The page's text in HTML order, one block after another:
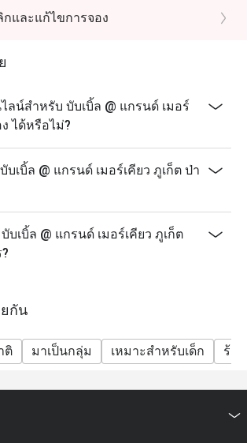
และซูชิ & ซาชิมิสดใหม่ ทุกอย่างเพียง
น.
ทสุทธิ/ท่าน
สามารถใช้ได้กับเมนูบุฟเฟ่ต์เท่านั้น ไม่
ภาษีและค่าบริการแล้ว
ปี รับส่วนลด 50% เด็กอายุต่ำกว่า 4 ปี รับ
วันพุธ (Let's Meat Wednesday) และวัน
Buffet)
งที่นั่งล่วงหน้า โดยเฉพาะสำหรับกลุ่ม
อาจมีการเปลี่ยนแปลงตามฤดูกาลและ
กและแก้ไขการจอง
ลน์สำหรับ บับเบิ้ล @ แกรนด์ เมอร์
ได้หรือไม่?
บเบิ้ล @ แกรนด์ เมอร์เคียว ภูเก็ต ป่า
บเบิ้ล @ แกรนด์ เมอร์เคียว ภูเก็ต
กัน
ติ มาเป็นกลุ่ม เหมาะสำหรับเด็ก ร้า